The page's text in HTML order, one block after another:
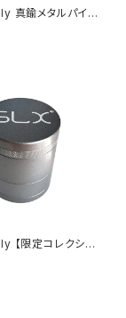
真鍮メタルパイプ
）
限定コレクショ
！日本初上陸！ Fl
Limited E